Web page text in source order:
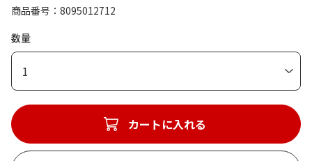
商品番号
8095012712
数量
1
カートに入れる